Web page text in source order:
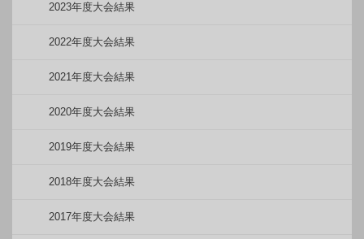
2023年度大会結果
2022年度大会結果
2021年度大会結果
2020年度大会結果
2019年度大会結果
2018年度大会結果
2017年度大会結果